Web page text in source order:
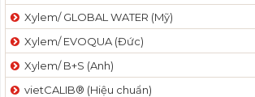
Xylem/ GLOBAL WATER (Mỹ)
Xylem/ EVOQUA (Đức)
Xylem/ B+S (Anh)
vietCALIB® (Hiệu chuẩn)